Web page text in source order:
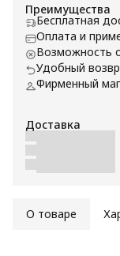
Преимущества
Бесплатная
Оплата и
Возможность
Удобный
Фирменный
Доставка
О товаре